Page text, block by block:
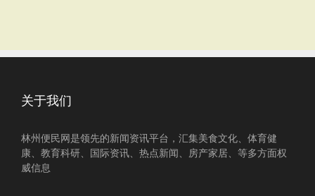
关于我们
林州便民网是领先的新闻资讯平台，汇集美食文化、体育健
康、教育科研、国际资讯、热点新闻、房产家居、等多方面权
威信息